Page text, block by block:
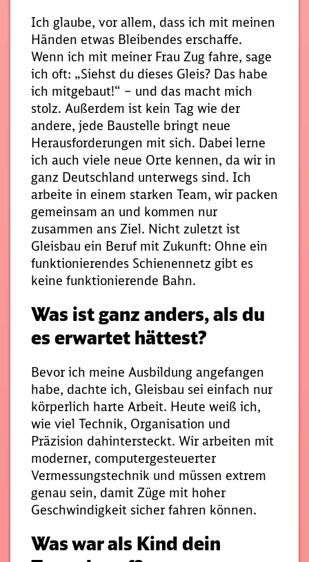
Ich glaube, vor allem, dass ich mit meinen
Händen etwas Bleibendes erschaffe.
Wenn ich mit meiner Frau Zug fahre, sage
ich oft: „Siehst du dieses Gleis? Das habe
ich mitgebaut!“ – und das macht mich
stolz. Außerdem ist kein Tag wie der
andere, jede Baustelle bringt neue
Herausforderungen mit sich. Dabei lerne
ich auch viele neue Orte kennen, da wir in
ganz Deutschland unterwegs sind. Ich
arbeite in einem starken Team, wir packen
gemeinsam an und kommen nur
zusammen ans Ziel. Nicht zuletzt ist
Gleisbau ein Beruf mit Zukunft: Ohne ein
funktionierendes Schienennetz gibt es
keine funktionierende Bahn.
Was ist ganz anders, als du
es erwartet hättest?
Bevor ich meine Ausbildung angefangen
habe, dachte ich, Gleisbau sei einfach nur
körperlich harte Arbeit. Heute weiß ich,
wie viel Technik, Organisation und
Präzision dahintersteckt. Wir arbeiten mit
moderner, computergesteuerter
Vermessungstechnik und müssen extrem
genau sein, damit Züge mit hoher
Geschwindigkeit sicher fahren können.
Was war als Kind dein